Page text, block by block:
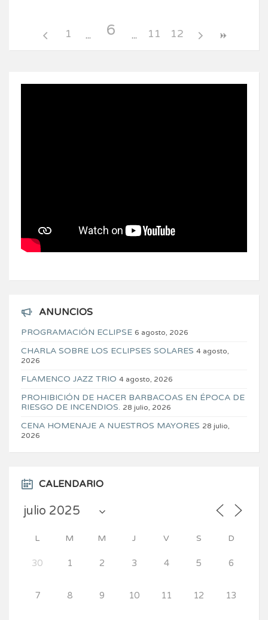
1 6 11 12
ANUNCIOS
PROGRAMACIÓN ECLIPSE 6 agosto, 2026
CHARLA SOBRE LOS ECLIPSES SOLARES 4 agosto,
2026
FLAMENCO JAZZ TRIO 4 agosto, 2026
PROHIBICIÓN DE HACER BARBACOAS EN ÉPOCA DE
RIESGO DE INCENDIOS. 28 julio, 2026
CENA HOMENAJE A NUESTROS MAYORES 28 julio,
2026
CALENDARIO
L M M J V S D
30 1 2 3 4 5 6
7 8 9 10 11 12 13